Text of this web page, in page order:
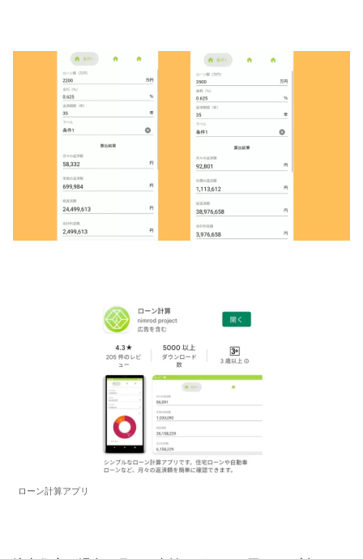
ローン計算アプリ